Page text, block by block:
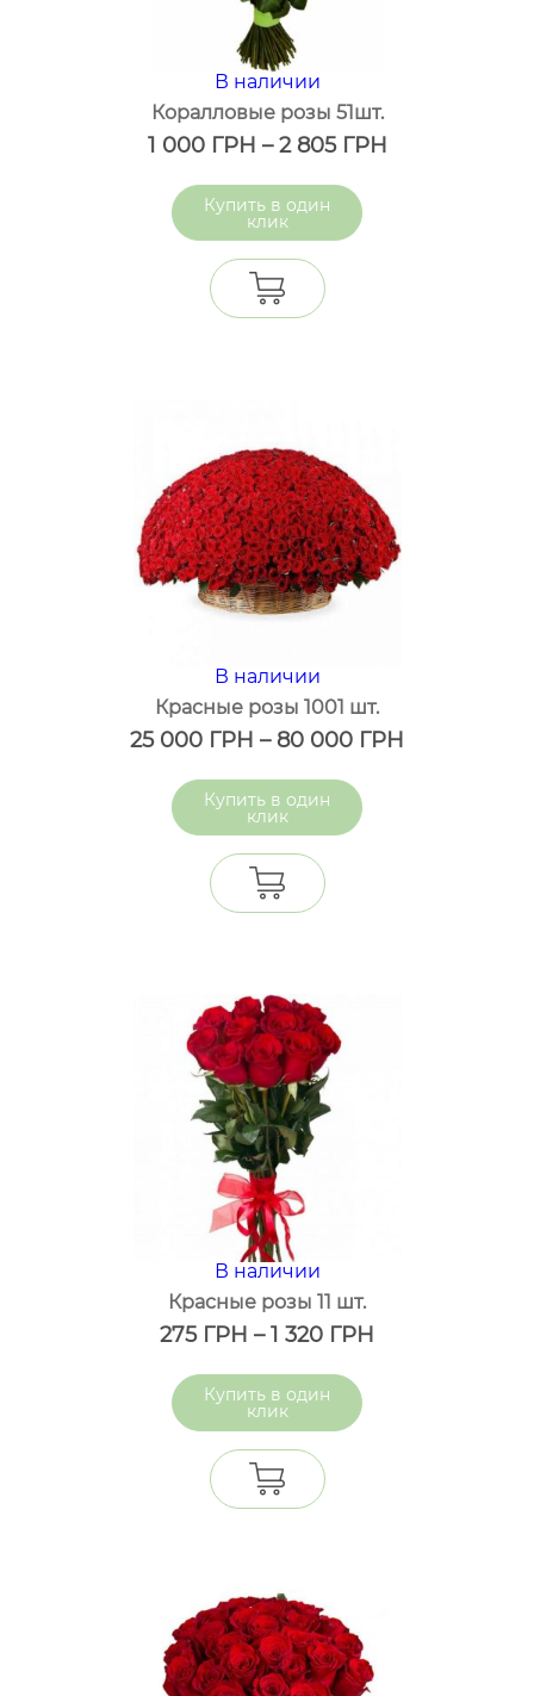
В наличии
Коралловые розы 51шт.
1 000 ГРН –2 805 ГРН
один
клик
В наличии
Красные розы 1001 шт.
25 000 ГРН – 80 000 ГРН
один
клик
В наличии
Красные розы 11 шт.
275 ГРН –1 320 ГРН
один
клик